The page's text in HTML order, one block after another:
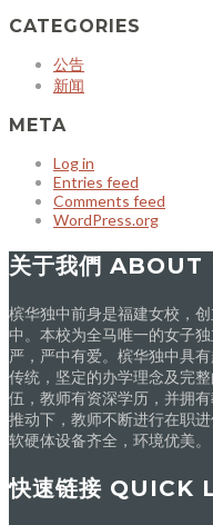
CATEGORIES
公告
新闻
META
Log in
Entries feed
Comments feed
WordPress.org
关于我們 ABOUT
槟华独中前身是福建女校，
中。本校为全马唯一的女子
严，严中有爱。槟华独中具
传统，坚定的办学理念及完
伍，教师有资深学历，并拥
推动下，教师不断进行在职
软硬体设备齐全，环境优美。
快速链接 QUICK